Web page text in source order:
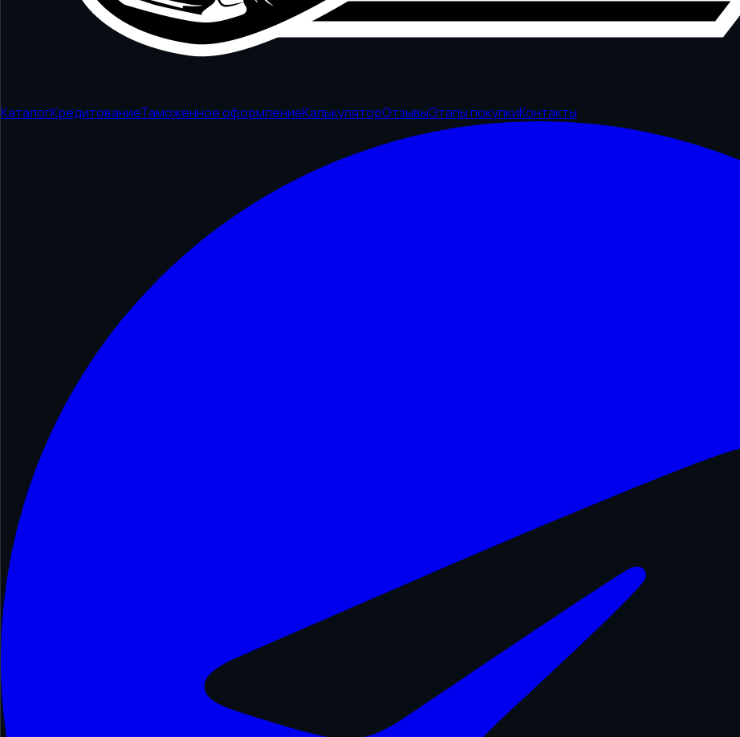
КаталогКредитованиеТаможенное оформлениеКалькуляторОтзывыЭтапы покупкиКонтакты